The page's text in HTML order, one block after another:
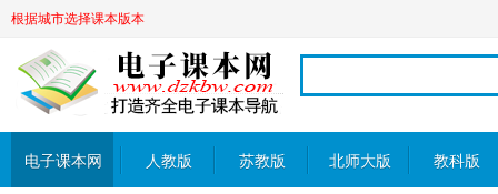
根据城市选择课本版本
电子课本网 人教版 苏教版 北师大版 教科版